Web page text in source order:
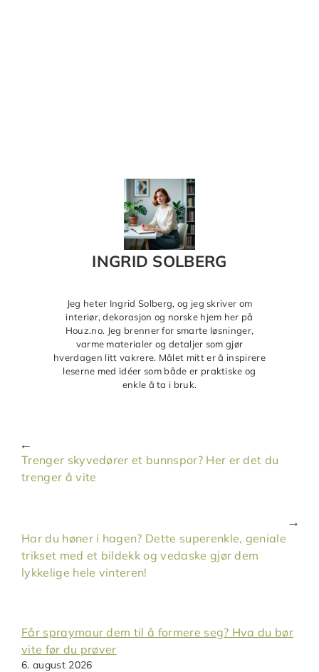
INGRID SOLBERG
Jeg heter Ingrid Solberg, og jeg skriver om
interiør, dekorasjon og norske hjem her på
Houz.no. Jeg brenner for smarte løsninger,
varme materialer og detaljer som gjør
hverdagen litt vakrere. Målet mitt er å inspirere
leserne med idéer som både er praktiske og
enkle å ta i bruk.
Trenger skyvedører et bunnspor? Her er det du
trenger å vite
Har du høner i hagen? Dette superenkle, geniale
trikset med et bildekk og vedaske gjør dem
lykkelige hele vinteren!
Får spraymaur dem til å formere seg? Hva du bør
vite før du prøver
6. august 2026